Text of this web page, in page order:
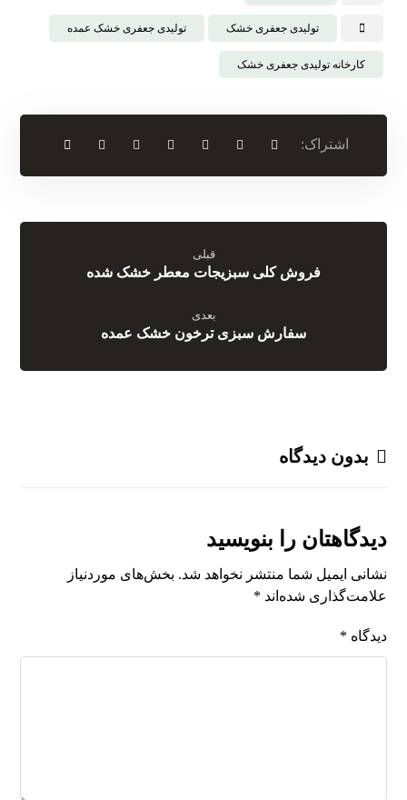
تولیدی جعفری خشک تولیدی جعفری خشک عمده
کارخانه تولیدی جعفری خشک
قبلی
فروش کلی سبزیجات معطر خشک شده
بعدی
سفارش سبزی ترخون خشک عمده
بدون دیدگاه
دیدگاهتان را بنویسید
نشانی ایمیل شما منتشر نخواهد شد. بخش‌های موردنیاز
علامت‌گذاری شده‌اند *
دیدگاه *